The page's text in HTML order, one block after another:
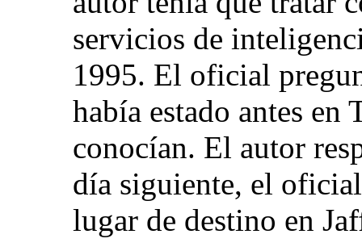
servicios de
1995. El oficial
había estado antes en
conocían. El autor
día siguiente, el
lugar de destino en